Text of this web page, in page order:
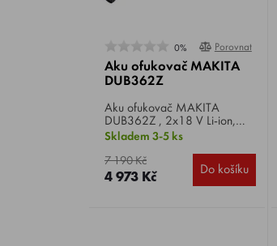
0% Porovnat
Aku ofukovač MAKITA
DUB362Z
Aku ofukovač MAKITA
DUB362Z , 2x18 V Li-ion,
otáčky 11.400 / 21.500
vzduchu 402 - 798 m3/hod,
hmotnost 3,5 kg
Skladem 3-5 ks
7 190 Kč
4 973 Kč Do košíku